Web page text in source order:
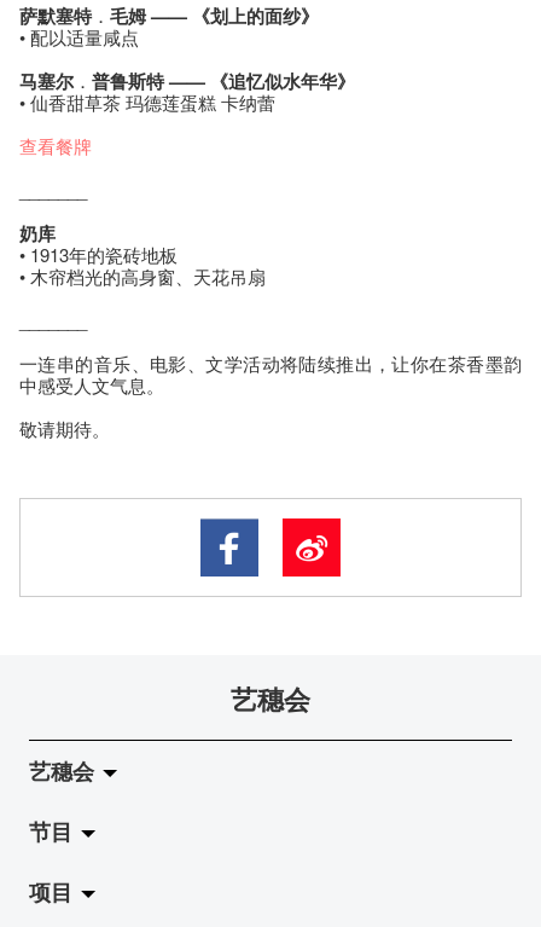
萨默塞特． 毛姆 —— 《划上的面纱》
• 配以适量咸点
马塞尔 ． 普鲁斯特 —— 《追忆似水年华》
• 仙香甜草茶 玛德莲蛋糕 卡纳蕾
查看餐牌
奶库
• 1913年的瓷砖地板
• 木帘档光的高身窗、天花吊扇
一连串的音乐、电影、文学活动将陆续推出，让你在茶香墨韵
中感受人文气息。
敬请期待。
艺穗会
艺穗会
关于艺穗会
艺穗会的演化
节目
拉阔
项目